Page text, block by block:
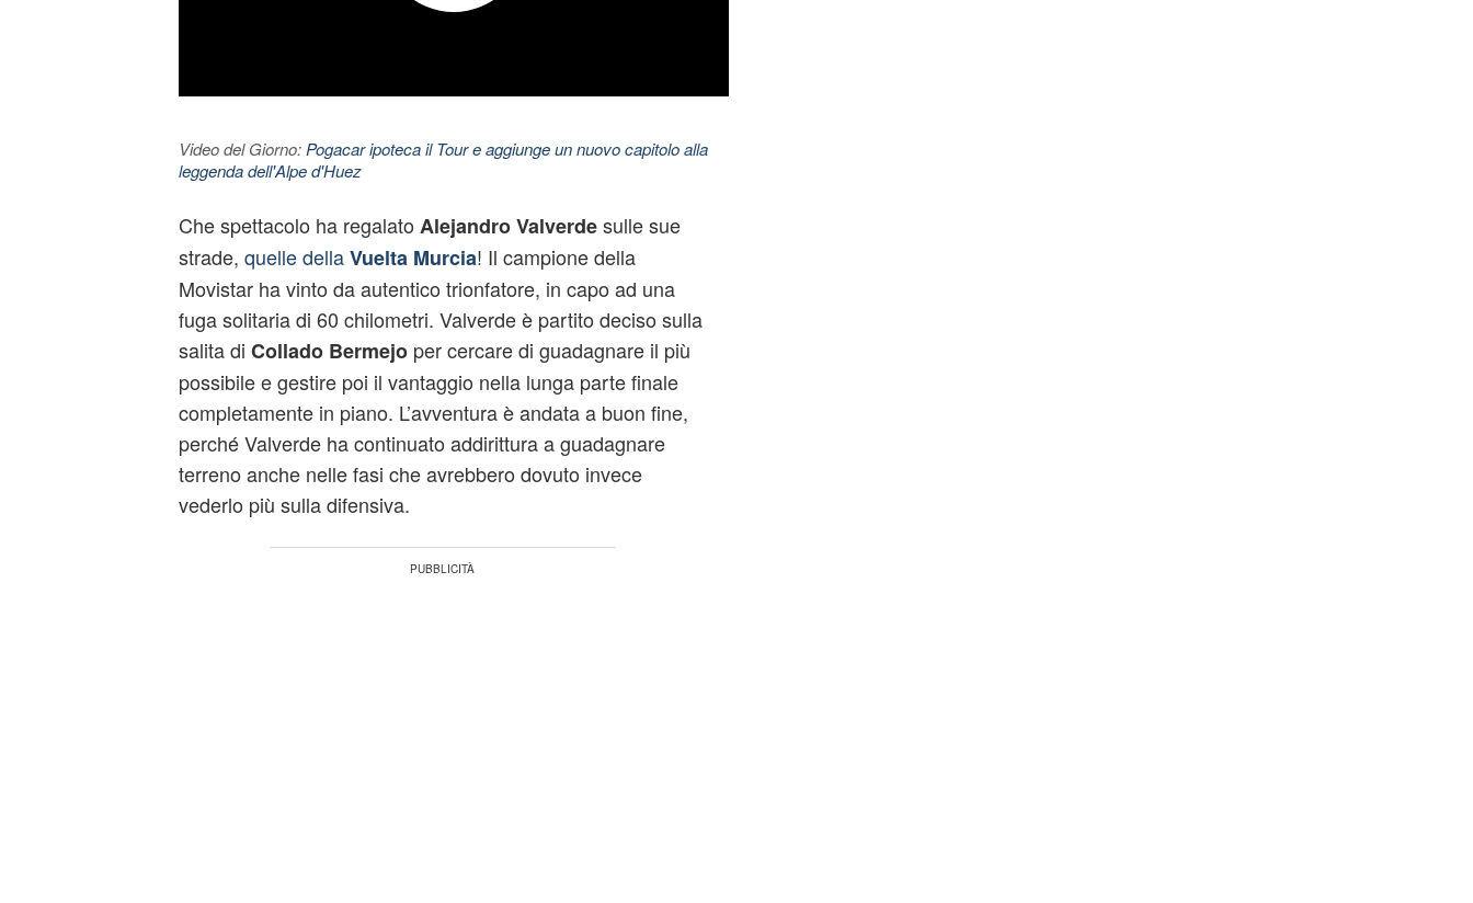
Video del Giorno: Pogacar ipoteca il Tour e aggiunge un nuovo capitolo alla
leggenda dell'Alpe d'Huez
Che spettacolo ha regalato Alejandro Valverdesulle sue
strade, quelle dellaVuelta Murcia! Il campione della
Movistar ha vinto da autentico trionfatore, in capo ad una
fuga solitaria di 60 chilometri. Valverde è partito deciso sulla
salita di Collado Bermejoper cercare di guadagnare il più
possibile e gestire poi il vantaggio nella lunga parte finale
completamente in piano. L’avventura è andata a buon fine,
perché Valverde ha continuato addirittura a guadagnare
terreno anche nelle fasi che avrebbero dovuto invece
vederlo più sulla difensiva.